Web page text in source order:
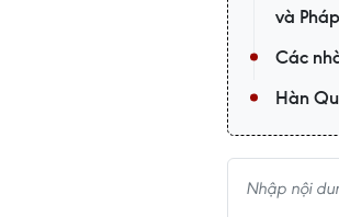
và Pháp
Các
Hàn